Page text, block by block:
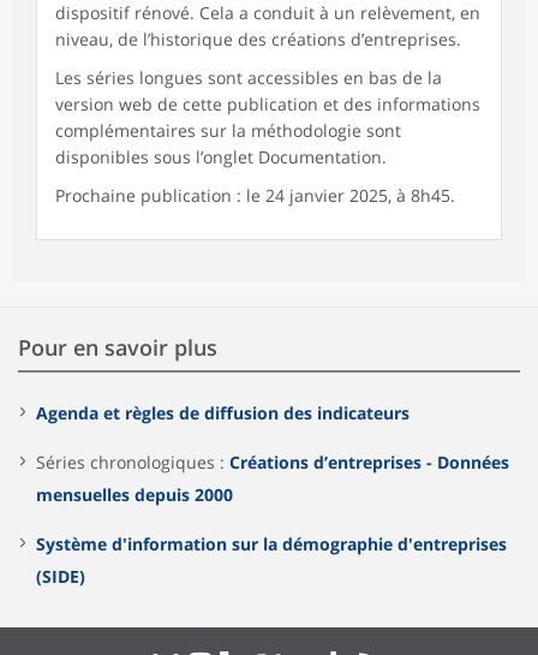
dispositif rénové. Cela a conduit à un relèvement, en
niveau, de l’historique des créations d’entreprises.
Les séries longues sont accessibles en bas de la
version web de cette publication et des informations
complémentaires sur la méthodologie sont
disponibles sous l’onglet Documentation.
Prochaine publication : le 24 janvier 2025, à 8h45.
Pour en savoir plus
Agenda et règles de diffusion des indicateurs
Séries chronologiques : Créations d’entreprises - Données
mensuelles depuis 2000
Système d'information sur la démographie d'entreprises
(SIDE)